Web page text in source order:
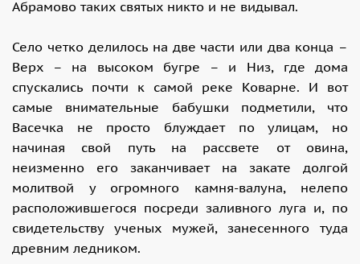
Абрамово таких святых никто и не видывал.
Село четко делилось на две части или два конца –
Верх – на высоком бугре – и Низ, где дома
спускались почти к самой реке Коварне. И вот
самые внимательные бабушки подметили, что
Васечка не просто блуждает по улицам, но
начиная свой путь на рассвете от овина,
неизменно его заканчивает на закате долгой
молитвой у огромного камня-валуна, нелепо
расположившегося посреди заливного луга и, по
свидетельству ученых мужей, занесенного туда
древним ледником.